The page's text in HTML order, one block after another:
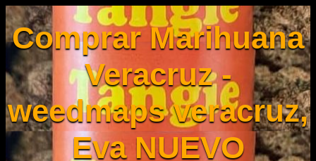
Comprar Marihuana
Veracruz -
weedmaps veracruz,
Eva NUEVO